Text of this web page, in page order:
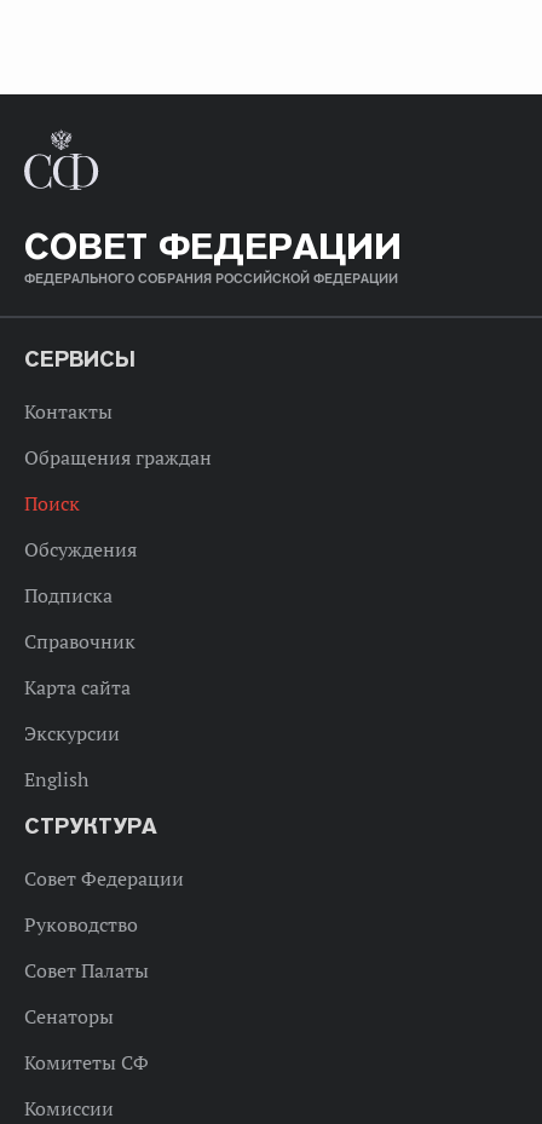
СОВЕТ ФЕДЕРАЦИИ
ФЕДЕРАЛЬНОГО СОБРАНИЯ РОССИЙСКОЙ ФЕДЕРАЦИИ
СЕРВИСЫ
Контакты
Обращения граждан
Поиск
Обсуждения
Подписка
Справочник
Карта сайта
Экскурсии
English
СТРУКТУРА
Совет Федерации
Руководство
Совет Палаты
Сенаторы
Комитеты СФ
Комиссии